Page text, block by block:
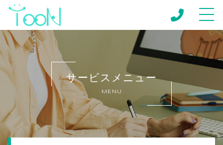
当社について
キャンペーン
サービスメニュー
制作実績
制作の流れ
サービスメニュー
MENU